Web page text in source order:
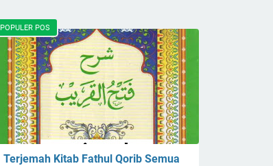
POPULER POS
Terjemah Kitab Fathul Qorib Semua